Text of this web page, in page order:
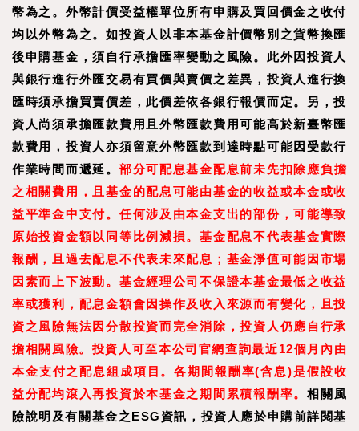
幣為之。外幣計價受益權單位所有申購及買回價金之收付
均以外幣為之。如投資人以非本基金計價幣別之貨幣換匯
後申購基金，須自行承擔匯率變動之風險。此外因投資人
與銀行進行外匯交易有買價與賣價之差異，投資人進行換
匯時須承擔買賣價差，此價差依各銀行報價而定。另，投
資人尚須承擔匯款費用且外幣匯款費用可能高於新臺幣匯
款費用，投資人亦須留意外幣匯款到達時點可能因受款行
作業時間而遞延。 部分可配息基金配息前未先扣除應負擔
之相關費用，且基金的配息可能由基金的收益或本金或收
益平準金中支付。任何涉及由本金支出的部份，可能導致
原始投資金額以同等比例減損。基金配息不代表基金實際
報酬，且過去配息不代表未來配息；基金淨值可能因市場
因素而上下波動。基金經理公司不保證本基金最低之收益
率或獲利，配息金額會因操作及收入來源而有變化，且投
資之風險無法因分散投資而完全消除，投資人仍應自行承
擔相關風險。投資人可至本公司官網查詢最近12個月內由
本金支付之配息組成項目。各期間報酬率(含息)是假設收
益分配均滾入再投資於本基金之期間累積報酬率。相關風
險說明及有關基金之ESG資訊，投資人應於申購前詳閱基